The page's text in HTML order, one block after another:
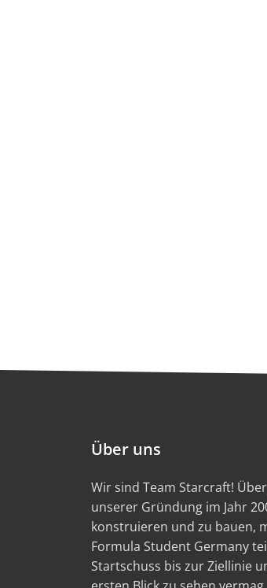
Über uns
Wir sind Team Starcraft!
unserer Gründung im Jahr
konstruieren und zu bauen,
Formula Student Germany
Startschuss bis zur Ziellinie